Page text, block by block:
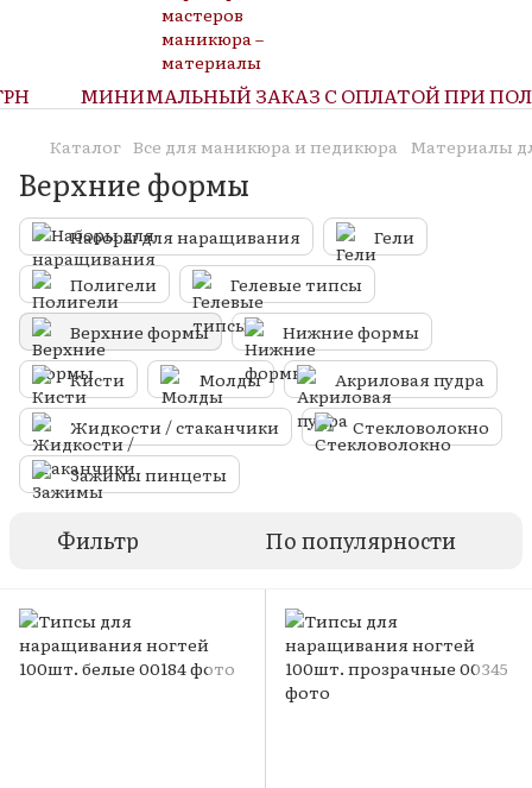
МИНИМАЛЬНЫЙ ЗАКАЗ С ОПЛАТОЙ ПРИ
Каталог Все для маникюра и педикюра Материалы
Верхние формы
Наборы для наращивания
Гели
Полигели
Гелевые типсы
Верхние формы
Нижние формы
Кисти
Молды
Акриловая пудра
Жидкости / стаканчики
Стекловолокно
Зажимы пинцеты
Фильтр По популярности